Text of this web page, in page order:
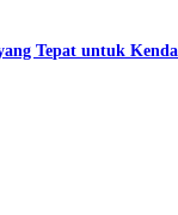
Tepat untuk